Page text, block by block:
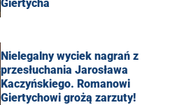
Giertycha
Nielegalny wyciek nagrań z
przesłuchania Jarosława
Kaczyńskiego. Romanowi
Giertychowi grożą zarzuty!